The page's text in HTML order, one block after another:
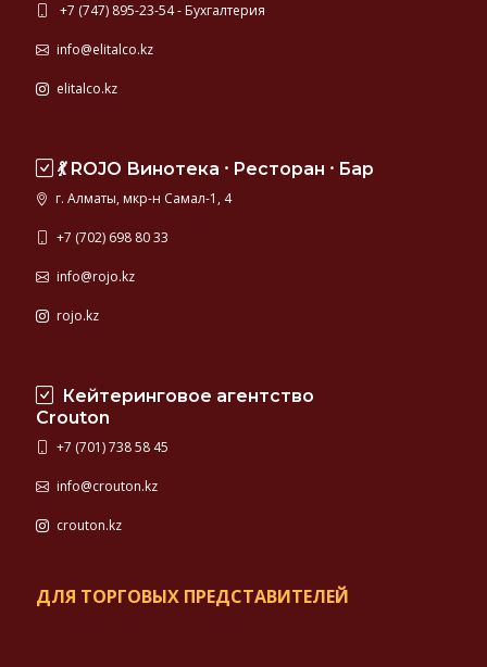
+7 (747) 895-23-54 - Бухгалтерия
info@elitalco.kz
elitalco.kz
💃 ROJO Винотека ⸱ Ресторан ⸱ Бар
г. Алматы, мкр-н Самал-1, 4
+7 (702) 698 80 33
info@rojo.kz
rojo.kz
Кейтеринговое агентство
Crouton
+7 (701) 738 58 45
info@crouton.kz
crouton.kz
ДЛЯ ТОРГОВЫХ ПРЕДСТАВИТЕЛЕЙ